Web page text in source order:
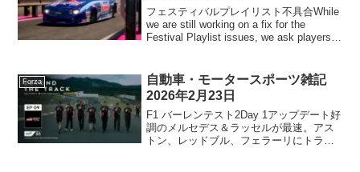
フェスティバルプレイリスト不具合While
we are still working on a fix for the
Festival Playlist issues, we ask players
Forza
自動車・モータースポーツ雑記
2026年2月23日
F1 バーレンテスト2Day 1アップデート好
調のメルセデス＆ラッセルが最速。アス
トン、レッドブル、フェラーリにトラブ